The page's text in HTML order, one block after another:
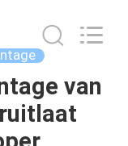
van